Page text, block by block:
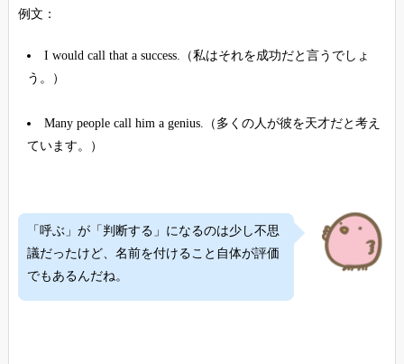
例文：
I would call that a success.（私はそれを成功だと言うでしょ
う。）
Many people call him a genius.（多くの人が彼を天才だと考え
ています。）
「呼ぶ」が「判断する」になるのは少し不思
議だったけど、名前を付けること自体が評価
でもあるんだね。